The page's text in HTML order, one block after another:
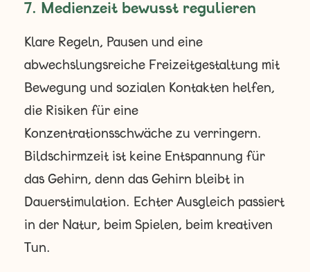
7. Medienzeit bewusst regulieren
Klare Regeln, Pausen und eine
abwechslungsreiche Freizeitgestaltung mit
Bewegung und sozialen Kontakten helfen,
die Risiken für eine
Konzentrationsschwäche zu verringern.
Bildschirmzeit ist keine Entspannung für
das Gehirn, denn das Gehirn bleibt in
Dauerstimulation. Echter Ausgleich passiert
in der Natur, beim Spielen, beim kreativen
Tun.